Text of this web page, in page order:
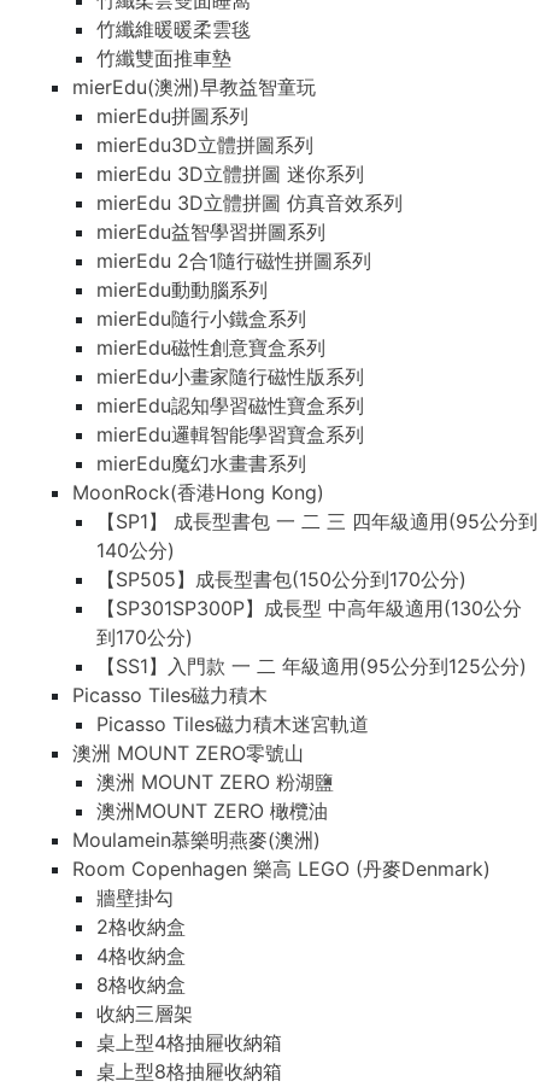
竹纖維暖暖柔雲毯
竹纖雙面推車墊
mierEdu(澳洲)早教益智童玩
mierEdu拼圖系列
mierEdu3D立體拼圖系列
mierEdu 3D立體拼圖 迷你系列
mierEdu 3D立體拼圖 仿真音效系列
mierEdu益智學習拼圖系列
mierEdu 2合1隨行磁性拼圖系列
mierEdu動動腦系列
mierEdu隨行小鐵盒系列
mierEdu磁性創意寶盒系列
mierEdu小畫家隨行磁性版系列
mierEdu認知學習磁性寶盒系列
mierEdu邏輯智能學習寶盒系列
mierEdu魔幻水畫書系列
MoonRock(香港Hong Kong)
【SP1】 成長型書包 一 二 三 四年級適用(95公分到
140公分)
【SP505】成長型書包(150公分到170公分)
【SP301SP300P】成長型 中高年級適用(130公分
到170公分)
【SS1】入門款 一 二 年級適用(95公分到125公分)
Picasso Tiles磁力積木
Picasso Tiles磁力積木迷宮軌道
澳洲 MOUNT ZERO零號山
澳洲 MOUNT ZERO 粉湖鹽
澳洲MOUNT ZERO 橄欖油
Moulamein慕樂明燕麥(澳洲)
Room Copenhagen 樂高 LEGO (丹麥Denmark)
牆壁掛勾
2格收納盒
4格收納盒
8格收納盒
收納三層架
桌上型4格抽屜收納箱
桌上型8格抽屜收納箱